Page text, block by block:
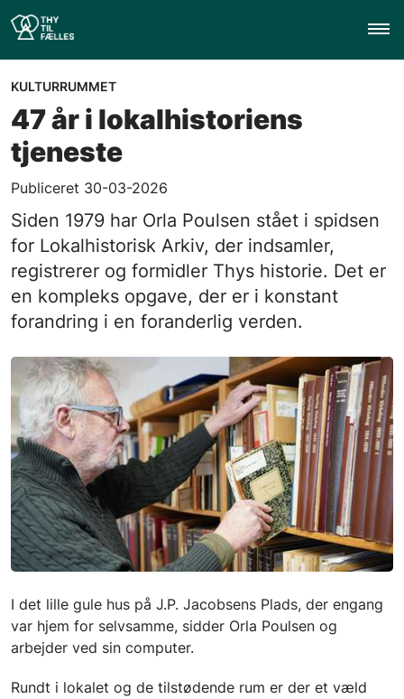
KULTURRUMMET
47 år i lokalhistoriens
tjeneste
Publiceret 30-03-2026
Siden 1979 har Orla Poulsen stået i spidsen
for Lokalhistorisk Arkiv, der indsamler,
registrerer og formidler Thys historie. Det er
en kompleks opgave, der er i konstant
forandring i en foranderlig verden.
I det lille gule hus på J.P. Jacobsens Plads, der engang
var hjem for selvsamme, sidder Orla Poulsen og
arbejder ved sin computer.
Rundt i lokalet og de tilstødende rum er der et væld